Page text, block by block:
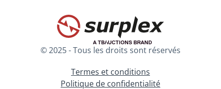
© 2025 - Tous les droits sont réservés
Termes et conditions
Politique de confidentialité